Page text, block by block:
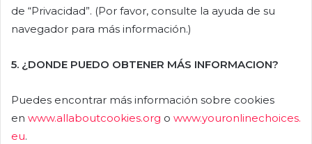
de “Privacidad”. (Por favor, consulte la ayuda de su
navegador para más información.)
5. ¿DONDE PUEDO OBTENER MÁS INFORMACION?
Puedes encontrar más información sobre cookies
en www.allaboutcookies.org o www.youronlinechoices.
eu.